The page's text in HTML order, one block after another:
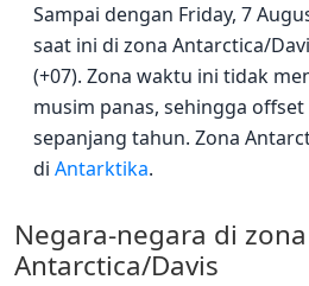
Sampai dengan Friday, 7
saat ini di zona Antarctica/
(+07). Zona waktu ini tidak
musim panas, sehingga offset
sepanjang tahun. Zona
di Antarktika.
Negara-negara di
Antarctica/Davis